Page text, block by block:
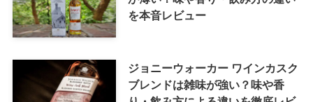
を本音レビュー
ジョニーウォーカー ワインカスク
ブレンドは雑味が強い？味や香